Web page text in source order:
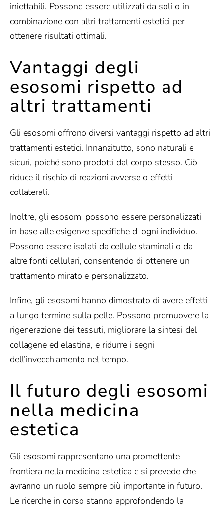
iniettabili. Possono essere utilizzati da soli o in
combinazione con altri trattamenti estetici per
ottenere risultati ottimali.
Vantaggi degli
esosomi rispetto ad
altri trattamenti
Gli esosomi offrono diversi vantaggi rispetto ad altri
trattamenti estetici. Innanzitutto, sono naturali e
sicuri, poiché sono prodotti dal corpo stesso. Ciò
riduce il rischio di reazioni avverse o effetti
collaterali.
Inoltre, gli esosomi possono essere personalizzati
in base alle esigenze specifiche di ogni individuo.
Possono essere isolati da cellule staminali o da
altre fonti cellulari, consentendo di ottenere un
trattamento mirato e personalizzato.
Infine, gli esosomi hanno dimostrato di avere effetti
a lungo termine sulla pelle. Possono promuovere la
rigenerazione dei tessuti, migliorare la sintesi del
collagene ed elastina, e ridurre i segni
dell’invecchiamento nel tempo.
Il futuro degli esosomi
nella medicina
estetica
Gli esosomi rappresentano una promettente
frontiera nella medicina estetica e si prevede che
avranno un ruolo sempre più importante in futuro.
Le ricerche in corso stanno approfondendo la